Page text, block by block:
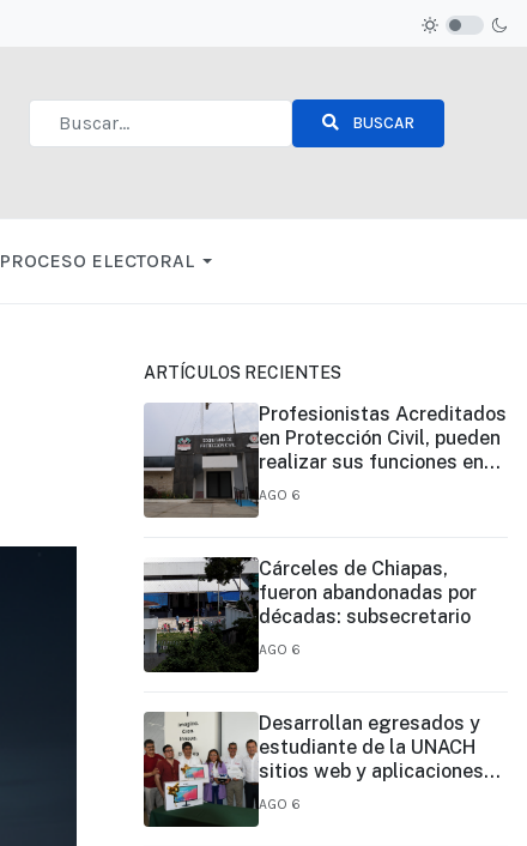
BUSCAR
PROCESO ELECTORAL
ARTÍCULOS RECIENTES
Profesionistas Acreditados
en Protección Civil, pueden
realizar sus funciones en
todo el estado
AGO 6
Cárceles de Chiapas,
fueron abandonadas por
décadas: subsecretario
AGO 6
Desarrollan egresados y
estudiante de la UNACH
sitios web y aplicaciones
móviles para la Cruz Roja y
AGO 6